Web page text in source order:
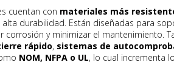
cuentan con materiales más
durabilidad. Están diseñadas para
corrosión y minimizar el mantenimiento.
rápido, sistemas de
NOM, NFPA o UL, lo cual incrementa